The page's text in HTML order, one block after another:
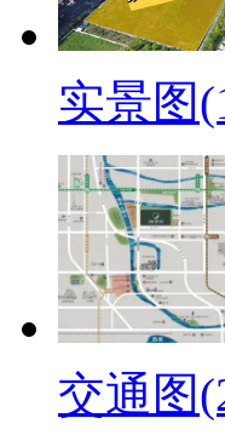
实景图
交通图